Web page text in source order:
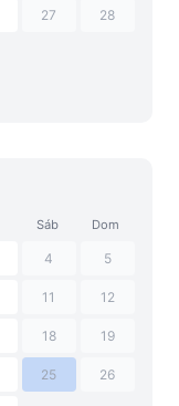
27 28
Sáb Dom
4 5
11 12
18 19
25 26